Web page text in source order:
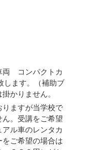
両 コンパクトカ
します。（補助ブ
かりません。
ますが当学校で
。受講をご希望
ル車のレンタカ
ご希望の場合は